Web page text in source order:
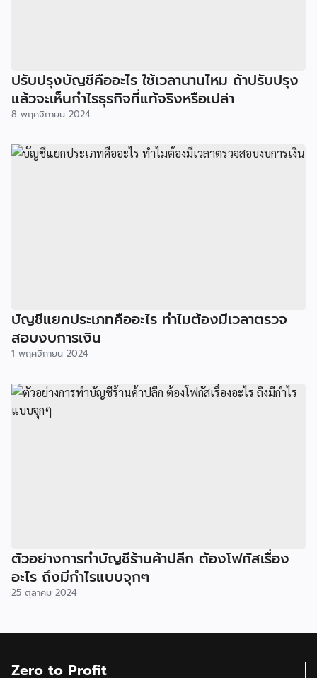
ปรับปรุงบัญชีคืออะไร ใช้เวลานานไหม ถ้าปรับปรุง
แล้วจะเห็นกำไรธุรกิจที่แท้จริงหรือเปล่า
8 พฤศจิกายน 2024
บัญชีแยกประเภทคืออะไร ทำไมต้องมีเวลาตรวจ
สอบงบการเงิน
1 พฤศจิกายน 2024
ตัวอย่างการทำบัญชีร้านค้าปลีก ต้องโฟกัสเรื่อง
อะไร ถึงมีกำไรแบบจุกๆ
25 ตุลาคม 2024
Zero to Profit